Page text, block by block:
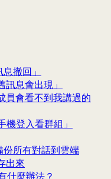
撤回」
息會出現」
員會看不到我講過的
登入看群組」
所有對話到雲端
出來
什麼辦法？